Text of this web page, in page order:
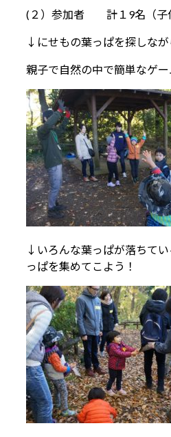
(２）参加者 計１9名（子
↓にせもの葉っぱを探しなが
親子で自然の中で簡単なゲー
↓いろんな葉っぱが落ちて
っぱを集めてこよう！